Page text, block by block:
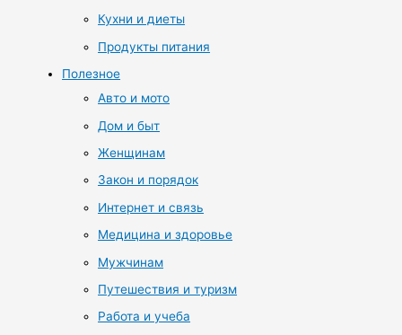
Кухни и диеты
Продукты питания
Полезное
Авто и мото
Дом и быт
Женщинам
Закон и порядок
Интернет и связь
Медицина и здоровье
Мужчинам
Путешествия и туризм
Работа и учеба